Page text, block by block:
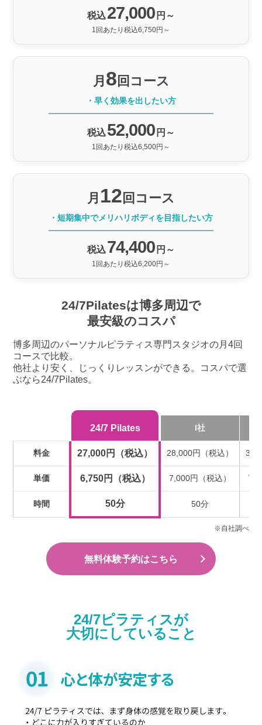
税込 27,000 円～
1回あたり税込6,750円～
月 8 回コース
・早く効果を出したい方
税込 52,000 円～
1回あたり税込6,500円～
月 12 回コース
・短期集中でメリハリボディを目指したい方
税込 74,400 円～
1回あたり税込6,200円～
24/7Pilatesは博多周辺で
最安級のコスパ
博多周辺のパーソナルピラティス専門スタジオの月4回
コースで比較。
他社より安く、じっくりレッスンができる。コスパで選
ぶなら24/7Pilates。
24/7 Pilates I社
料金 27,000円（税込） 28,000円（税込）
単価 6,750円（税込） 7,000円（税込）
時間 50分 50分
※自社調べ
無料体験予約はこちら
24/7ピラティスが
大切にしていること